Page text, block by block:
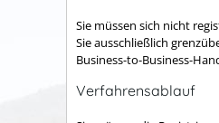
Sie müssen sich nicht
Sie ausschließlich
Business-to-Business-
Verfahrensablauf